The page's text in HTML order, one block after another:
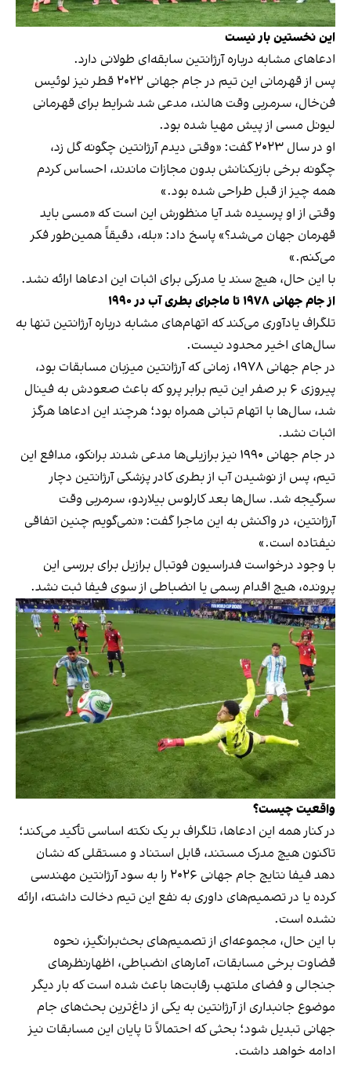
این نخستین بار نیست
ادعاهای مشابه درباره آرژانتین سابقه‌ای طولانی دارد.
پس از قهرمانی این تیم در جام جهانی ۲۰۲۲ قطر نیز لوئیس
فن‌خال، سرمربی وقت هالند، مدعی شد شرایط برای قهرمانی
لیونل مسی از پیش مهیا شده بود.
او در سال ۲۰۲۳ گفت: «وقتی دیدم آرژانتین چگونه گل زد،
چگونه برخی بازیکنانش بدون مجازات ماندند، احساس کردم
همه چیز از قبل طراحی شده بود.»
وقتی از او پرسیده شد آیا منظورش این است که «مسی باید
قهرمان جهان می‌شد؟» پاسخ داد: «بله، دقیقاً همین‌طور فکر
می‌کنم.»
با این حال، هیچ سند یا مدرکی برای اثبات این ادعاها ارائه نشد.
از جام جهانی ۱۹۷۸ تا ماجرای بطری آب در ۱۹۹۰
تلگراف یادآوری می‌کند که اتهام‌های مشابه درباره آرژانتین تنها به
سال‌های اخیر محدود نیست.
در جام جهانی ۱۹۷۸، زمانی که آرژانتین میزبان مسابقات بود،
پیروزی ۶ بر صفر این تیم برابر پرو که باعث صعودش به فینال
شد، سال‌ها با اتهام تبانی همراه بود؛ هرچند این ادعاها هرگز
اثبات نشد.
در جام جهانی ۱۹۹۰ نیز برازیلی‌ها مدعی شدند برانکو، مدافع این
تیم، پس از نوشیدن آب از بطری کادر پزشکی آرژانتین دچار
سرگیجه شد. سال‌ها بعد کارلوس بیلاردو، سرمربی وقت
آرژانتین، در واکنش به این ماجرا گفت: «نمی‌گویم چنین اتفاقی
نیفتاده است.»
با وجود درخواست فدراسیون فوتبال برازیل برای بررسی این
پرونده، هیچ اقدام رسمی یا انضباطی از سوی فیفا ثبت نشد.
واقعیت چیست؟
در کنار همه این ادعاها، تلگراف بر یک نکته اساسی تأکید می‌کند؛
تاکنون هیچ مدرک مستند، قابل استناد و مستقلی که نشان
دهد فیفا نتایج جام جهانی ۲۰۲۶ را به سود آرژانتین مهندسی
کرده یا در تصمیم‌های داوری به نفع این تیم دخالت داشته، ارائه
نشده است.
با این حال، مجموعه‌ای از تصمیم‌های بحث‌برانگیز، نحوه
قضاوت برخی مسابقات، آمارهای انضباطی، اظهارنظرهای
جنجالی و فضای ملتهب رقابت‌ها باعث شده است که بار دیگر
موضوع جانبداری از آرژانتین به یکی از داغ‌ترین بحث‌های جام
جهانی تبدیل شود؛ بحثی که احتمالاً تا پایان این مسابقات نیز
ادامه خواهد داشت.